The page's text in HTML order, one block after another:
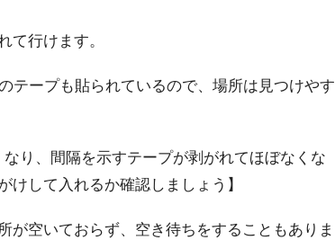
て行けます。
テープも貼られているので、場所は見つけやす
り、間隔を示すテープが剥がれてほぼなくな
して入れるか確認しましょう】
が空いておらず、空き待ちをすることもありま